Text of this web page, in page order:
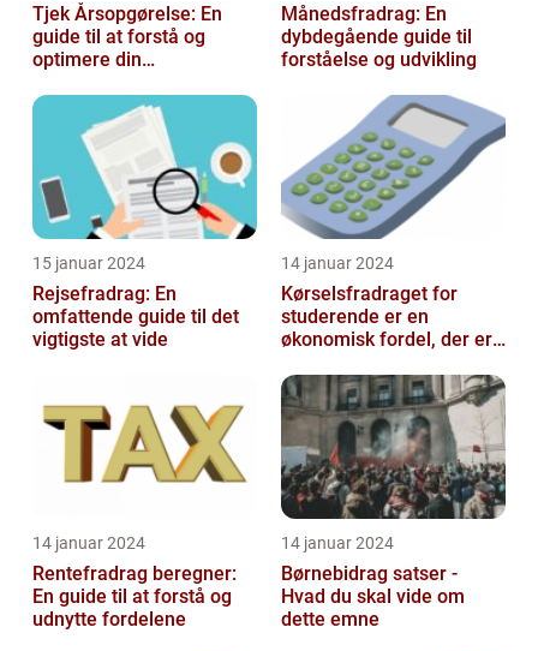
Tjek Årsopgørelse: En
guide til at forstå og
optimere din
Månedsfradrag: En
dybdegående guide til
forståelse og udvikling
15 januar 2024
Rejsefradrag: En
omfattende guide til det
vigtigste at vide
14 januar 2024
Kørselsfradraget for
studerende er en
økonomisk fordel, der er
studerende, som kan h...
14 januar 2024
Rentefradrag beregner:
En guide til at forstå og
udnytte fordelene
14 januar 2024
Børnebidrag satser -
Hvad du skal vide om
dette emne